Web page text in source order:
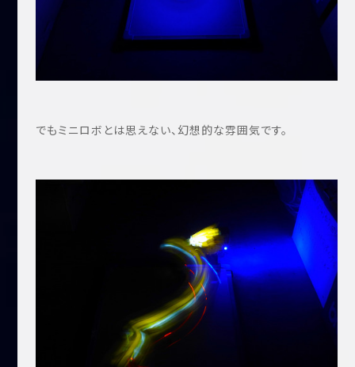
でもミニロボとは思えない、幻想的な雰囲気です。